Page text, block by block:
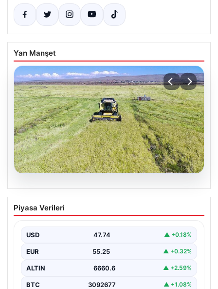
Yan Manşet
Tarımsal destekleme ödemeleri bugün
hesaplara yatacak
Çiftçilerin Hesaplarında”, “content”: “ Tarım ve Orman
Bakanlığı,…
Piyasa Verileri
USD 47.74 ▲ +0.18%
EUR 55.25 ▲ +0.32%
ALTIN 6660.6 ▲ +2.59%
BTC 3092677 ▲ +1.08%